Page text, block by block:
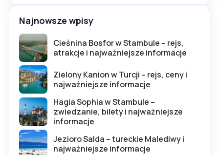
Najnowsze wpisy
Cieśnina Bosfor w Stambule – rejs,
atrakcje i najważniejsze informacje
Zielony Kanion w Turcji – rejs, ceny i
najważniejsze informacje
Hagia Sophia w Stambule –
zwiedzanie, bilety i najważniejsze
informacje
Jezioro Salda – tureckie Malediwy i
najważniejsze informacje